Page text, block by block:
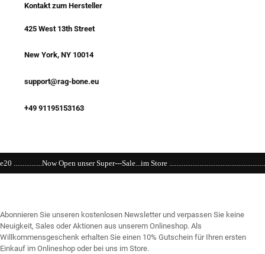
Kontakt zum Hersteller
425 West 13th Street
New York, NY 10014
support@rag-bone.eu
+49 91195153163
unser Super---Sale...im Store
Abonnieren Sie unseren kostenlosen Newsletter und verpassen Sie keine
Neuigkeit, Sales oder Aktionen aus unserem Onlineshop. Als
Willkommensgeschenk erhalten Sie einen 10% Gutschein für Ihren ersten
Einkauf im Onlineshop oder bei uns im Store.